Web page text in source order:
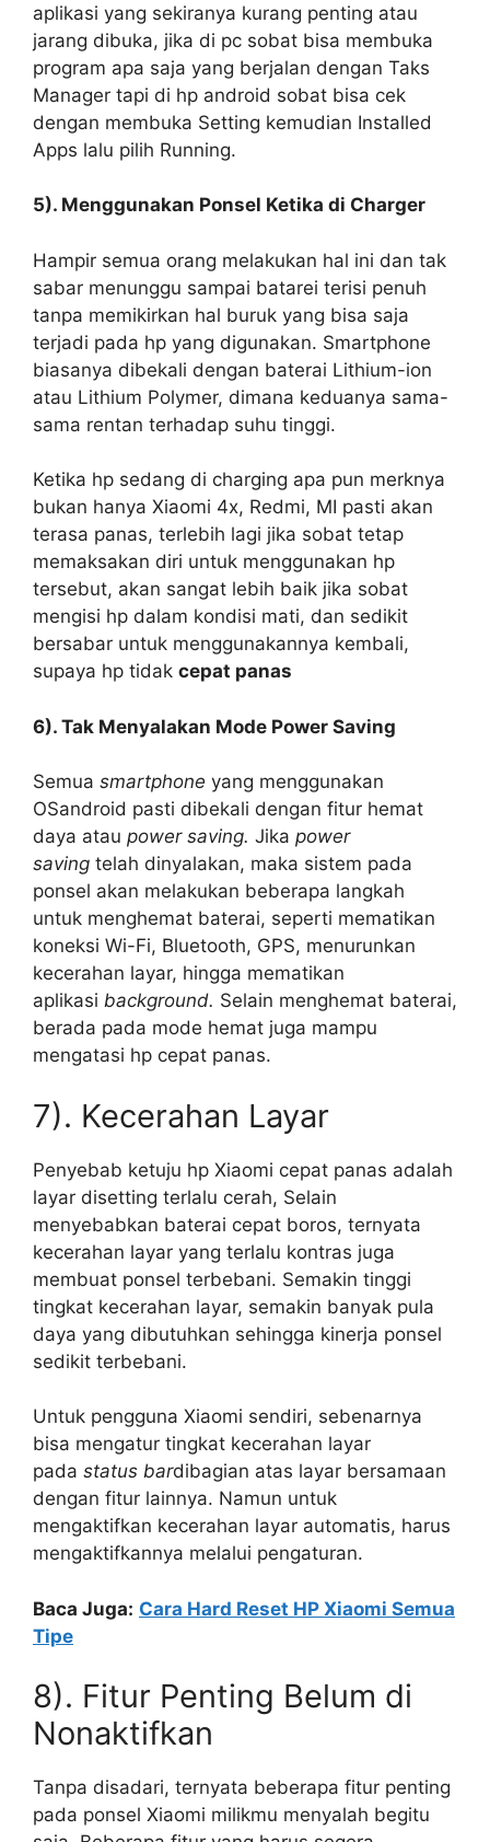
aplikasi yang sekiranya kurang penting atau
jarang dibuka, jika di pc sobat bisa membuka
program apa saja yang berjalan dengan Taks
Manager tapi di hp android sobat bisa cek
dengan membuka Setting kemudian Installed
Apps lalu pilih Running.
5). Menggunakan Ponsel Ketika di Charger
Hampir semua orang melakukan hal ini dan tak
sabar menunggu sampai batarei terisi penuh
tanpa memikirkan hal buruk yang bisa saja
terjadi pada hp yang digunakan. Smartphone
biasanya dibekali dengan baterai Lithium-ion
atau Lithium Polymer, dimana keduanya sama-
sama rentan terhadap suhu tinggi.
Ketika hp sedang di charging apa pun merknya
bukan hanya Xiaomi 4x, Redmi, MI pasti akan
terasa panas, terlebih lagi jika sobat tetap
memaksakan diri untuk menggunakan hp
tersebut, akan sangat lebih baik jika sobat
mengisi hp dalam kondisi mati, dan sedikit
bersabar untuk menggunakannya kembali,
supaya hp tidak cepat panas
6). Tak Menyalakan Mode Power Saving
Semua smartphone yang menggunakan
OSandroid pasti dibekali dengan fitur hemat
daya atau power saving. Jika power
saving telah dinyalakan, maka sistem pada
ponsel akan melakukan beberapa langkah
untuk menghemat baterai, seperti mematikan
koneksi Wi-Fi, Bluetooth, GPS, menurunkan
kecerahan layar, hingga mematikan
aplikasi background. Selain menghemat baterai,
berada pada mode hemat juga mampu
mengatasi hp cepat panas.
7). Kecerahan Layar
Penyebab ketuju hp Xiaomi cepat panas adalah
layar disetting terlalu cerah, Selain
menyebabkan baterai cepat boros, ternyata
kecerahan layar yang terlalu kontras juga
membuat ponsel terbebani. Semakin tinggi
tingkat kecerahan layar, semakin banyak pula
daya yang dibutuhkan sehingga kinerja ponsel
sedikit terbebani.
Untuk pengguna Xiaomi sendiri, sebenarnya
bisa mengatur tingkat kecerahan layar
pada status bardibagian atas layar bersamaan
dengan fitur lainnya. Namun untuk
mengaktifkan kecerahan layar automatis, harus
mengaktifkannya melalui pengaturan.
Baca Juga: Cara Hard Reset HP Xiaomi Semua
Tipe
8). Fitur Penting Belum di
Nonaktifkan
Tanpa disadari, ternyata beberapa fitur penting
pada ponsel Xiaomi milikmu menyalah begitu